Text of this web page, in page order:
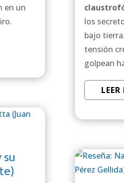
en un
su
los
bajo
tensión
golpean